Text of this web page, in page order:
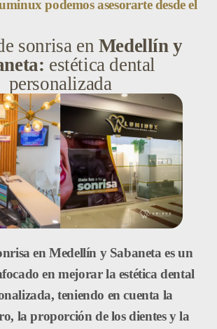
podemos asesorarte desde el
sonrisa en Medellín y
estética dental
personalizada
en Medellín y Sabaneta es un
en mejorar la estética dental
teniendo en cuenta la
la proporción de los dientes y la